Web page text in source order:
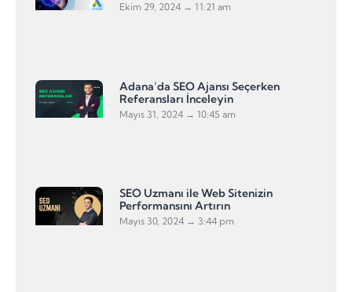
Ekim 29, 2024 11:21 am
Adana’da SEO Ajansı Seçerken
Referansları İnceleyin
Mayıs 31, 2024 10:45 am
SEO Uzmanı ile Web Sitenizin
Performansını Artırın
Mayıs 30, 2024 3:44 pm